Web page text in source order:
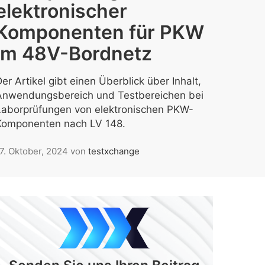
für PKW
48V-Bordnetz
Artikel gibt einen Überblick über Inhalt,
und Testbereichen bei
von elektronischen PKW-
nach LV 148.
Oktober, 2024 von testxchange